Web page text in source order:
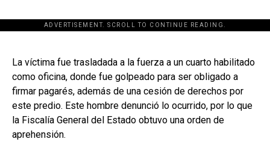
ADVERTISEMENT. SCROLL TO CONTINUE READING.
[adsforwp id="243463"]
La víctima fue trasladada a la fuerza a un cuarto habilitado
como oficina, donde fue golpeado para ser obligado a
firmar pagarés, además de una cesión de derechos por
este predio. Este hombre denunció lo ocurrido, por lo que
la Fiscalía General del Estado obtuvo una orden de
aprehensión.